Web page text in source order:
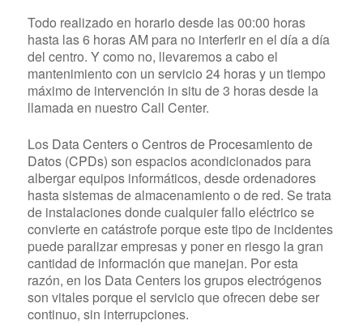
Todo realizado en horario desde las 00:00 horas
hasta las 6 horas AM para no interferir en el día a día
del centro. Y como no, llevaremos a cabo el
mantenimiento con un servicio 24 horas y un tiempo
máximo de intervención in situ de 3 horas desde la
llamada en nuestro Call Center.
Los Data Centers o Centros de Procesamiento de
Datos (CPDs) son espacios acondicionados para
albergar equipos informáticos, desde ordenadores
hasta sistemas de almacenamiento o de red. Se trata
de instalaciones donde cualquier fallo eléctrico se
convierte en catástrofe porque este tipo de incidentes
puede paralizar empresas y poner en riesgo la gran
cantidad de información que manejan. Por esta
razón, en los Data Centers los grupos electrógenos
son vitales porque el servicio que ofrecen debe ser
continuo, sin interrupciones.